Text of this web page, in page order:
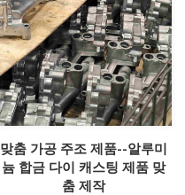
맞춤 가공 주조 제품--알루미
늄 합금 다이 캐스팅 제품 맞
춤 제작